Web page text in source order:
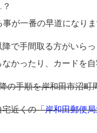
が一番の早道になりま
で手間取る方がいらっ
かったり、カードを
の手順を岸和田市沼町
宅近くの「岸和田郵便